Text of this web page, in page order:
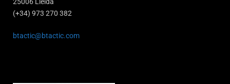
25006 Lleida
(+34) 973 270 382
btactic@btactic.com